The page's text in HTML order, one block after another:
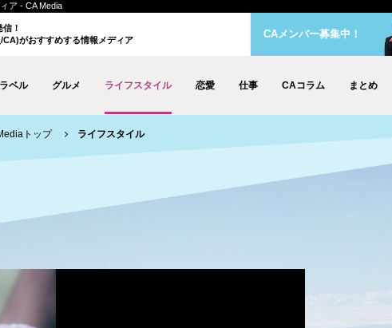
ア - CA Media
！
がおすすめする情報メディア
ベル グルメ ライフスタイル 恋愛 仕事 CAコラム まとめ
CAメンバー募集中！
トップ ライフスタイル